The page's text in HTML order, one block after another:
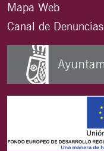
Mapa Web
Canal de Denuncias